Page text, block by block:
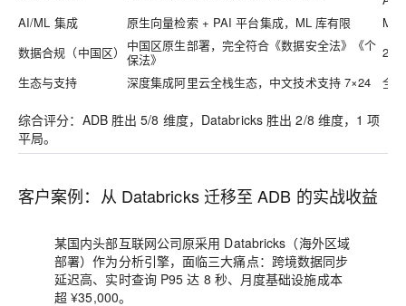
AI/ML 集成
原生向量检索 + PAI 平台集成，ML 库有限
数据合规（中国区）
中国区原生部署，完全符合《数据安全法》《个
保法》
生态与支持
深度集成阿里云全栈生态，中文技术支持 7×24 全
综合评分：ADB 胜出 5/8 维度，Databricks 胜出 2/8 维度，1 项
平局。
客户案例：从 Databricks 迁移至 ADB 的实战收益
某国内头部互联网公司原采用 Databricks（海外区域
部署）作为分析引擎，面临三大痛点：跨境数据同步
延迟高、实时查询 P95 达 8 秒、月度基础设施成本
超 ¥35,000。